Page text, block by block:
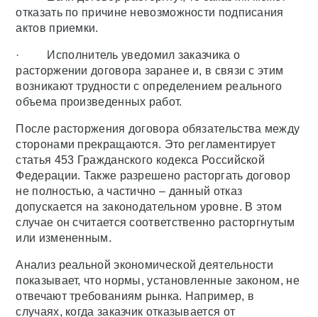
отказать по причине невозможности подписания
актов приемки.
· Исполнитель уведомил заказчика о
расторжении договора заранее и, в связи с этим
возникают трудности с определением реального
объема произведенных работ.
После расторжения договора обязательства между
сторонами прекращаются. Это регламентирует
статья 453 Гражданского кодекса Российской
Федерации. Также разрешено расторгать договор
не полностью, а частично – данный отказ
допускается на законодательном уровне. В этом
случае он считается соответственно расторгнутым
или измененным.
Анализ реальной экономической деятельности
показывает, что нормы, установленные законом, не
отвечают требованиям рынка. Например, в
случаях, когда заказчик отказывается от